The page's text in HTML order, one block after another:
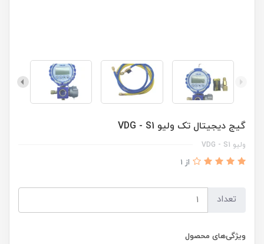
گیج دیجیتال تک ولیو VDG - S1
ولیو VDG - S1
از 1
تعداد
ویژگی‌های محصول